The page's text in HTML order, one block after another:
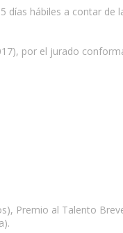
hábiles a contar de
por el jurado
Premio al Talento